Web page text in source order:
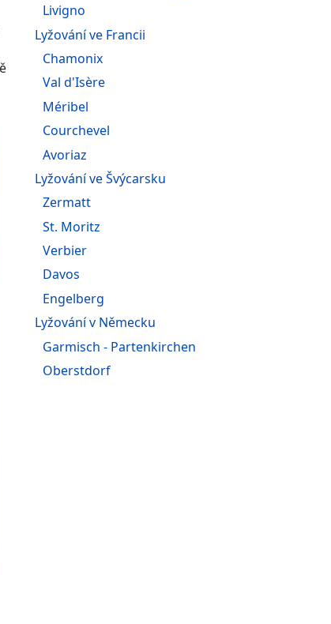
Livigno
Lyžování ve Francii
Chamonix
Val d'Isère
Méribel
Courchevel
Avoriaz
Lyžování ve Švýcarsku
Zermatt
St. Moritz
Verbier
Davos
Engelberg
Lyžování v Německu
Garmisch - Partenkirchen
Oberstdorf